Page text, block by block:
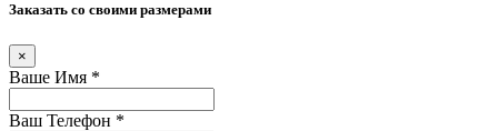
Заказать со своими размерами
×
Ваше Имя *
Ваш Телефон *